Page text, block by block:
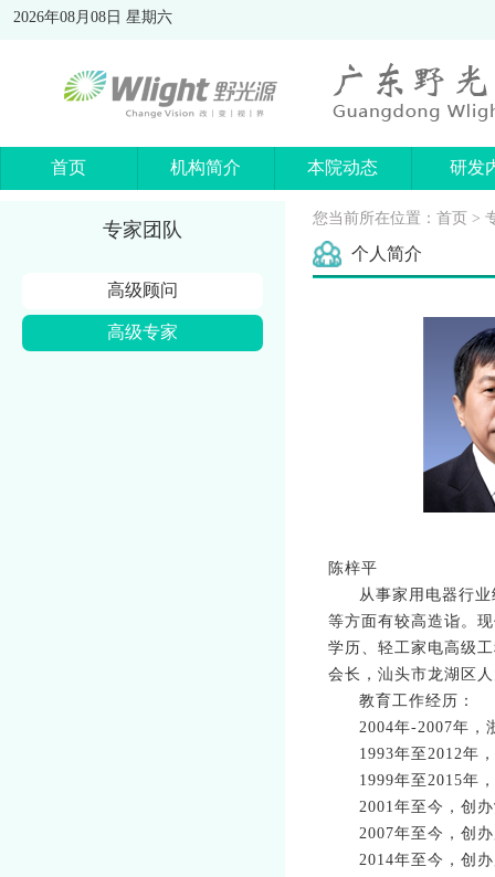
2026年08月08日 星期六
首页 机构简介 本院动态 研发
专家团队
高级顾问
高级专家
您当前所在位置： 首页 >
个人简介
陈梓平
从事家用电器行
等方面有较高造诣。
学历、轻工家电高级
会长，汕头市龙湖区
教育工作经历：
2004年-2007年，
1993年至2012年
1999年至2015年
2001年至今，创
2007年至今，创
2014年至今，创